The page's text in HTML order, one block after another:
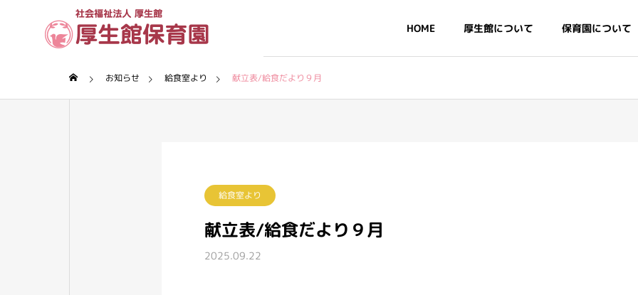
HOME 厚生館について 保育園について
お知らせ 給食室より 献立表/給食だより９月
給食室より
献立表/給食だより９月
2025.09.22